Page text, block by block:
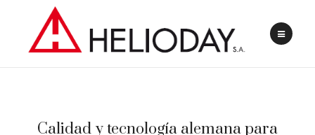
Calidad y tecnología alemana para